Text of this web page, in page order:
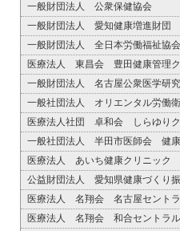
一般財団法人 公衆保健協会
一般財団法人 愛知健康増進財団
一般財団法人 全日本労働福祉協
医療法人 東昌会 豊田健康管理
一般財団法人 名古屋公衆医学研
一般社団法人 オリエンタル労働
医療法人社団 卓和会 しらゆり
一般社団法人 半田市医師会 健康
医療法人 あいち健康クリニック
公益財団法人 愛知県健康づくり
医療法人 名翔会 名古屋セント
医療法人 名翔会 和合セントラ